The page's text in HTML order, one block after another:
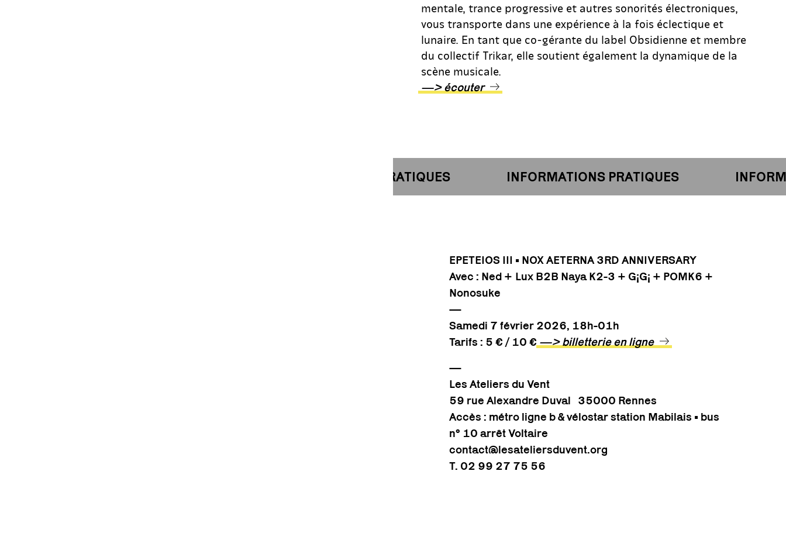
mentale, trance progressive et autres sonorités électroniques,
vous transporte dans une expérience à la fois éclectique et
lunaire. En tant que co-gérante du label Obsidienne et membre
du collectif Trikar, elle soutient également la dynamique de la
scène musicale.
—> écouter
INFORMATIONS PRATIQUES INFORMATIONS PRATIQUES
EPETEIOS III • NOX AETERNA 3RD ANNIVERSARY
Avec : Ned + Lux B2B Naya K2-3 + G¡G¡ + POMK6 +
Nonosuke
—
Samedi 7 février 2026, 18h-01h
Tarifs : 5 € / 10 € —> billetterie en ligne
—
Les Ateliers du Vent
59 rue Alexandre Duval 35000 Rennes
Accès : métro ligne b & vélostar station Mabilais • bus
n° 10 arrêt Voltaire
contact@lesateliersduvent.org
T. 02 99 27 75 56